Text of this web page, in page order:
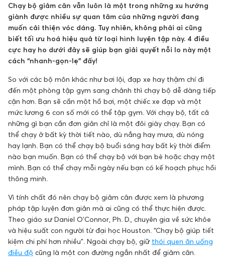
Chạy bộ giảm cân vẫn luôn là một trong những xu hướng
giành được nhiều sự quan tâm của những người đang
muốn cải thiện vóc dáng. Tuy nhiên, không phải ai cũng
biết tối ưu hoá hiệu quả từ loại hình luyện tập này. 4 điều
cực hay ho dưới đây sẽ giúp bạn giải quyết nỗi lo này một
cách “nhanh-gọn-lẹ” đấy!
So với các bộ môn khác như bơi lội, đạp xe hay thậm chí đi
đến một phòng tập gym sang chảnh thì chạy bộ dễ dàng tiếp
cận hơn. Bạn sẽ cần một hồ bơi, một chiếc xe đạp và một
mức lương 6 con số mới có thể tập gym. Với chạy bộ, tất cả
những gì bạn cần đơn giản chỉ là một đôi giày chạy. Bạn có
thể chạy ở bất kỳ thời tiết nào, dù nắng hay mưa, dù nóng
hay lạnh. Bạn có thể chạy bộ buổi sáng hay bất kỳ thời điểm
nào bạn muốn. Bạn có thể chạy bộ với bạn bè hoặc chạy một
mình. Bạn có thể chạy mỗi ngày nếu bạn có kế hoạch phục hồi
thông minh.
Vì tính chất đó nên chạy bộ giảm cân được xem là phương
pháp tập luyện đơn giản mà ai cũng có thể thực hiện được.
Theo giáo sư Daniel O’Connor, Ph. D., chuyên gia về sức khỏe
và hiệu suất con người từ đại học Houston. “Chạy bộ giúp tiết
kiệm chi phí hơn nhiều”. Ngoài chạy bộ, giữ thói quen ăn uống
điều độ cũng là một con đường ngắn nhất để giảm cân.